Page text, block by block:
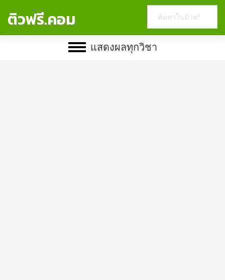
ติวฟรี.คอม
website
แสดงผลทุกวิชา